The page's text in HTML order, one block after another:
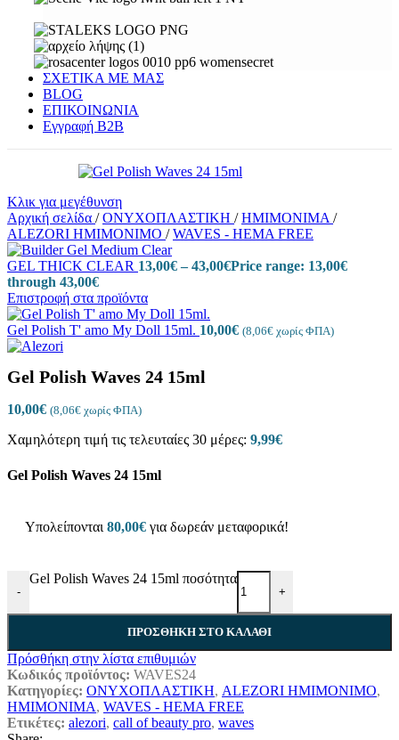
ΣΧΕΤΙΚΑ ΜΕ ΜΑΣ
BLOG
ΕΠΙΚΟΙΝΩΝΙΑ
Εγγραφή Β2Β
Κλικ για μεγέθυνση
Αρχική σελίδα / ΟΝΥΧΟΠΛΑΣΤΙΚΗ / ΗΜΙΜΟΝΙΜΑ /
ALEZORI ΗΜΙΜΟΝΙΜΟ / WAVES - HEMA FREE
GEL THICK CLEAR 13,00€ – 43,00€Price range: 13,00€
through 43,00€
Επιστροφή στα προϊόντα
Gel Polish T' amo My Doll 15ml. 10,00€ (8,06€ χωρίς ΦΠΑ)
Gel Polish Waves 24 15ml
10,00€ (8,06€ χωρίς ΦΠΑ)
Χαμηλότερη τιμή τις τελευταίες 30 μέρες: 9,99€
Gel Polish Waves 24 15ml
Υπολείπονται 80,00€ για δωρεάν μεταφορικά!
-
Gel Polish Waves 24 15ml ποσότητα
+
ΠΡΟΣΘΉΚΗ ΣΤΟ ΚΑΛΆΘΙ
Πρόσθήκη στην λίστα επιθυμιών
Κωδικός προϊόντος: WAVES24
Κατηγορίες: ΟΝΥΧΟΠΛΑΣΤΙΚΗ, ALEZORI ΗΜΙΜΟΝΙΜΟ,
ΗΜΙΜΟΝΙΜΑ, WAVES - HEMA FREE
Ετικέτες: alezori, call of beauty pro, waves